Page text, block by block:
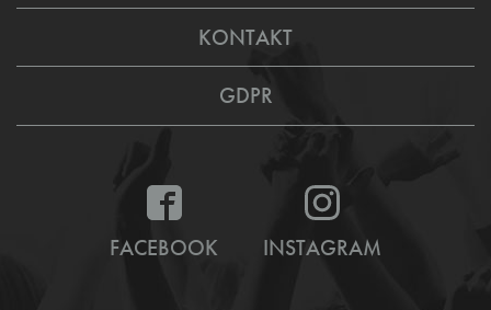
KONTAKT
GDPR
FACEBOOK INSTAGRAM